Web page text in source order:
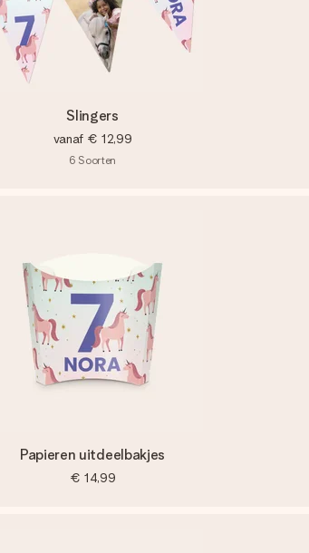
Slingers
vanaf € 12,99
6 Soorten
Papieren uitdeelbakjes
€ 14,99